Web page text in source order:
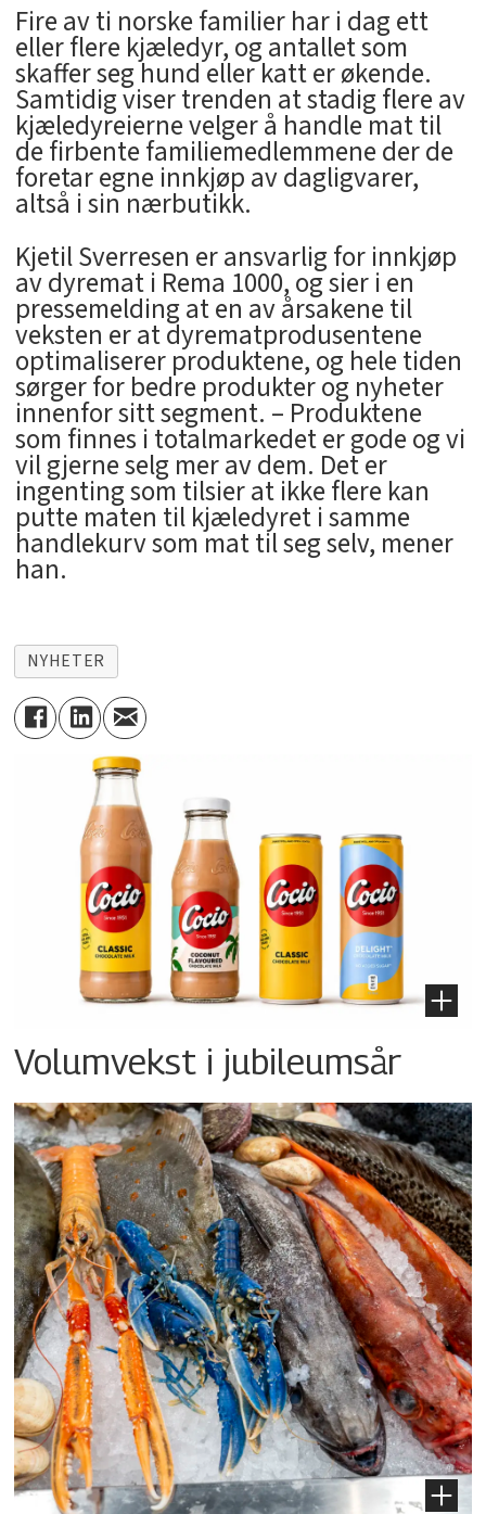
Fire av ti norske familier har i dag ett
eller flere kjæledyr, og antallet som
skaffer seg hund eller katt er økende.
Samtidig viser trenden at stadig flere av
kjæledyreierne velger å handle mat til
de firbente familiemedlemmene der de
foretar egne innkjøp av dagligvarer,
altså i sin nærbutikk.
Kjetil Sverresen er ansvarlig for innkjøp
av dyremat i Rema 1000, og sier i en
pressemelding at en av årsakene til
veksten er at dyrematprodusentene
optimaliserer produktene, og hele tiden
sørger for bedre produkter og nyheter
innenfor sitt segment. – Produktene
som finnes i totalmarkedet er gode og vi
vil gjerne selg mer av dem. Det er
ingenting som tilsier at ikke flere kan
putte maten til kjæledyret i samme
handlekurv som mat til seg selv, mener
han.
NYHETER
Volumvekst i jubileumsår